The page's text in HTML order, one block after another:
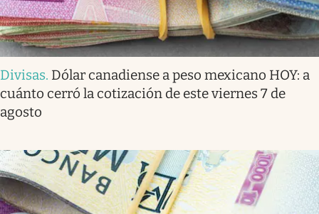
Divisas. Dólar canadiense a peso mexicano HOY: a
cuánto cerró la cotización de este viernes 7 de
agosto